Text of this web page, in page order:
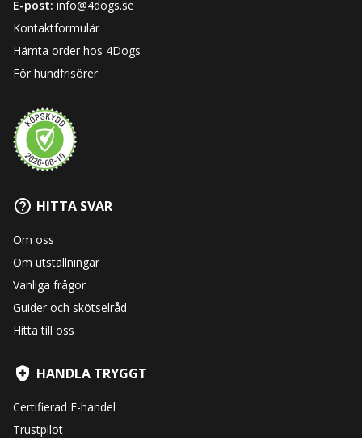
E-post: info@4dogs.se
Kontaktformulär
Hämta order hos 4Dogs
För hundfrisörer
HITTA SVAR
Om oss
Om utställningar
Vanliga frågor
Guider och skötselråd
Hitta till oss
HANDLA TRYGGT
Certifierad E-handel
Trustpilot